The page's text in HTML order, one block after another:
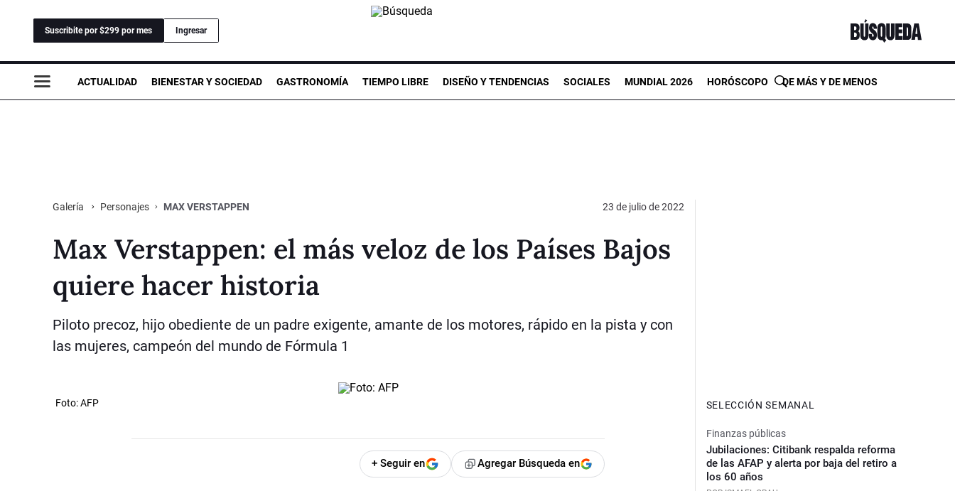
Suscribite por $299 por mes Ingresar
ACTUALIDAD BIENESTAR Y SOCIEDAD GASTRONOMÍA TIEMPO LIBRE DISEÑO Y TENDENCIAS SOCIALES MUNDIAL 2026 HORÓSCOPO DE MÁS Y DE MENOS
Galería Personajes MAX VERSTAPPEN 23 de julio de 2022
Max Verstappen: el más veloz de los Países Bajos
quiere hacer historia
Piloto precoz, hijo obediente de un padre exigente, amante de los motores, rápido en la pista y con
las mujeres, campeón del mundo de Fórmula 1
Foto: AFP
+ Seguir en Agregar Búsqueda en
SELECCIÓN SEMANAL
Finanzas públicas
Jubilaciones: Citibank respalda reforma
de las AFAP y alerta por baja del retiro a
los 60 años